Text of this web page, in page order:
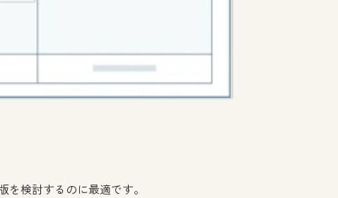
検討するのに最適です。